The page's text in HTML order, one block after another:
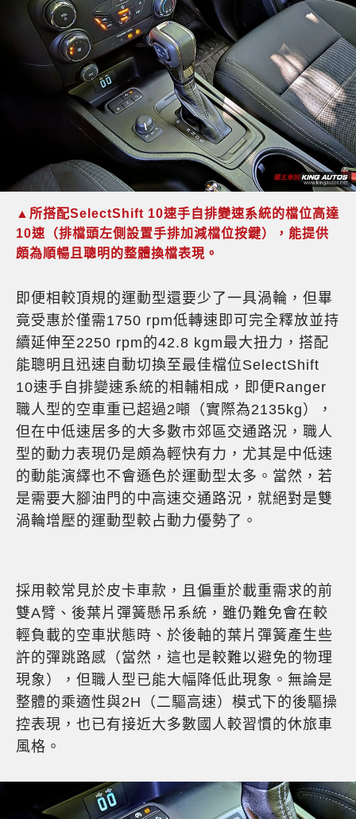
▲所搭配SelectShift 10速手自排變速系統的檔位高達
10速（排檔頭左側設置手排加減檔位按鍵），能提供
頗為順暢且聰明的整體換檔表現。
即便相較頂規的運動型還要少了一具渦輪，但畢
竟受惠於僅需1750 rpm低轉速即可完全釋放並持
續延伸至2250 rpm的42.8 kgm最大扭力，搭配
能聰明且迅速自動切換至最佳檔位SelectShift
10速手自排變速系統的相輔相成，即便Ranger
職人型的空車重已超過2噸（實際為2135kg），
但在中低速居多的大多數市郊區交通路況，職人
型的動力表現仍是頗為輕快有力，尤其是中低速
的動能演繹也不會遜色於運動型太多。當然，若
是需要大腳油門的中高速交通路況，就絕對是雙
渦輪增壓的運動型較占動力優勢了。
採用較常見於皮卡車款，且偏重於載重需求的前
雙A臂、後葉片彈簧懸吊系統，雖仍難免會在較
輕負載的空車狀態時、於後軸的葉片彈簧產生些
許的彈跳路感（當然，這也是較難以避免的物理
現象），但職人型已能大幅降低此現象。無論是
整體的乘適性與2H（二驅高速）模式下的後驅操
控表現，也已有接近大多數國人較習慣的休旅車
風格。